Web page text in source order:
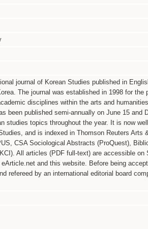
journal of Korean Studies published in
The journal was established in 1998 for the
disciplines within the arts and
been published semi-annually on June 15 and
studies topics throughout the year. It is now
and is indexed in Thomson Reuters Arts
CSA Sociological Abstracts (ProQuest),
All articles (PDF full-text) are accessible on
and this website. Before being
refereed by an international editorial board